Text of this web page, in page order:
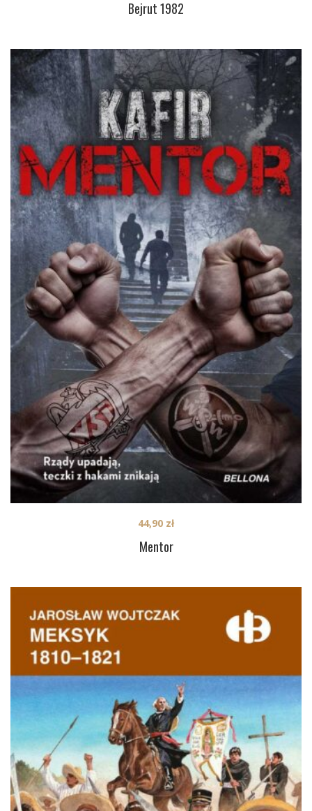
Bejrut 1982
Mentor
44,90 zł